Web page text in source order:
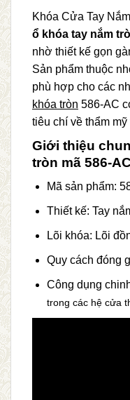
Khóa Cửa Tay
ổ khóa tay nắm
nhờ thiết kế gọn
Sản phẩm thuộc
phù hợp cho các
khóa tròn 586-AC
tiêu chí về thẩm mỹ
Giới thiệu
tròn mã 586-AC
Mã sản phẩm:
Thiết kế: Tay
Lõi khóa: Lõi
Quy cách đóng
Công dụng
trong các hệ cửa